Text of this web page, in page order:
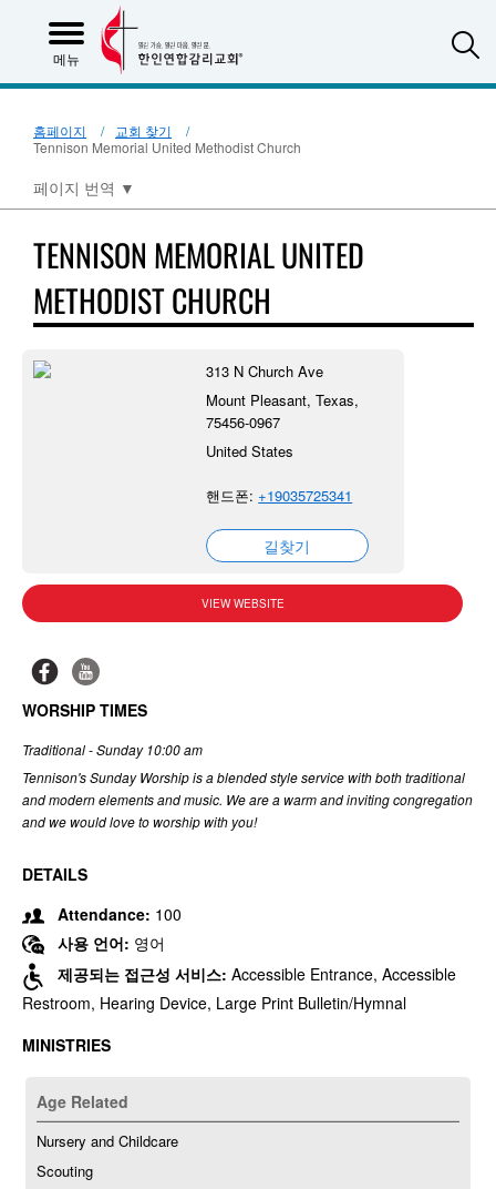
메뉴
홈페이지
교회 찾기
Tennison Memorial United Methodist Church
페이지 번역 ▼
TENNISON MEMORIAL UNITED
METHODIST CHURCH
313 N Church Ave
Mount Pleasant, Texas,
75456-0967
United States
핸드폰:+19035725341
길찾기
VIEW WEBSITE
WORSHIP TIMES
Traditional - Sunday 10:00 am
Tennison's Sunday Worship is a blended style service with both traditional
and modern elements and music. We are a warm and inviting congregation
and we would love to worship with you!
DETAILS
Attendance: 100
사용 언어: 영어
제공되는 접근성 서비스: Accessible Entrance, Accessible
Restroom, Hearing Device, Large Print Bulletin/Hymnal
MINISTRIES
Age Related
Nursery and Childcare
Scouting